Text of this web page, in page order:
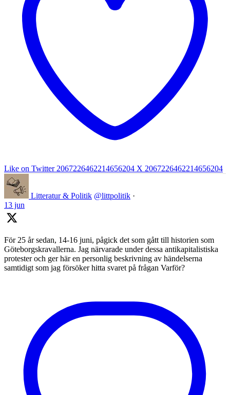
Like on Twitter 2067226462214656204 X 2067226462214656204
Litteratur & Politik @littpolitik ·
13 jun
För 25 år sedan, 14-16 juni, pågick det som gått till historien som
Göteborgskravallerna. Jag närvarade under dessa antikapitalistiska
protester och ger här en personlig beskrivning av händelserna
samtidigt som jag försöker hitta svaret på frågan Varför?